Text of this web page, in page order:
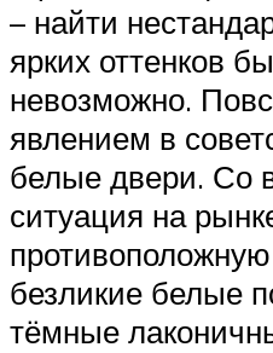
– найти
ярких оттенков
невозможно.
явлением в
белые двери. Со
ситуация на
безликие белые
тёмные